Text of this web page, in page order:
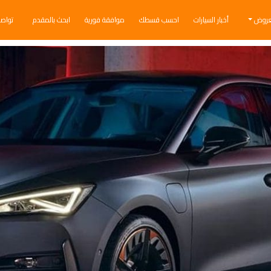
أخبار السيارات احسب قسطك موافقة فورية ابحث بالمقدم